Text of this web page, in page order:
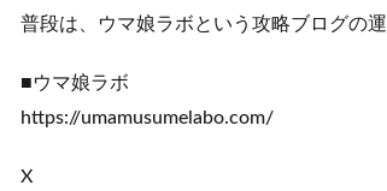
普段は、ウマ娘ラボという攻略ブログの運
■ウマ娘ラボ
https://umamusumelabo.com/
X